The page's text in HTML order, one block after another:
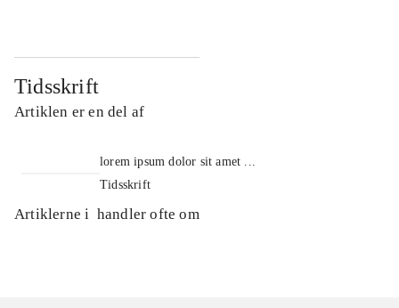
Tidsskrift
Artiklen er en del af
lorem ipsum dolor sit amet ...
Tidsskrift
Artiklerne i handler ofte om